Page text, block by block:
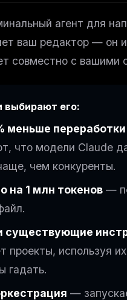
агент для
ваш редактор — он
совместно с
выбирают его:
меньше
что модели Claude
чем конкуренты.
на 1 млн токенов —
существующие
проекты, используя
гадать.
—
workflow updates — one email,
Email address